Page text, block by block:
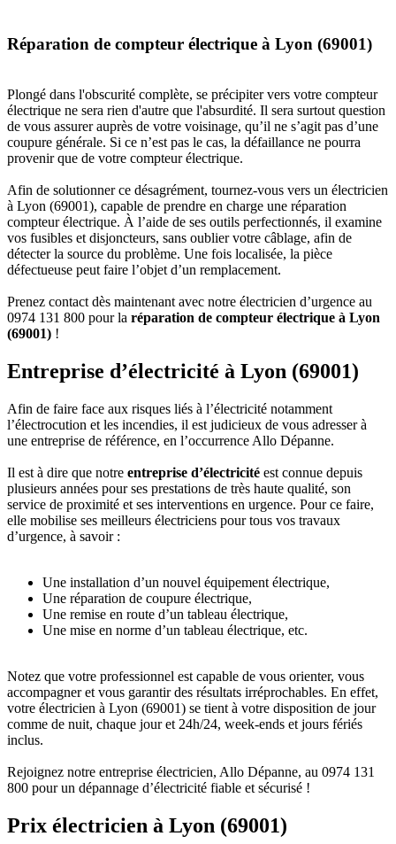
Réparation de compteur électrique à Lyon (69001)
Plongé dans l'obscurité complète, se précipiter vers votre compteur
électrique ne sera rien d'autre que l'absurdité. Il sera surtout question
de vous assurer auprès de votre voisinage, qu’il ne s’agit pas d’une
coupure générale. Si ce n’est pas le cas, la défaillance ne pourra
provenir que de votre compteur électrique.
Afin de solutionner ce désagrément, tournez-vous vers un électricien
à Lyon (69001), capable de prendre en charge une réparation
compteur électrique. À l’aide de ses outils perfectionnés, il examine
vos fusibles et disjoncteurs, sans oublier votre câblage, afin de
détecter la source du problème. Une fois localisée, la pièce
défectueuse peut faire l’objet d’un remplacement.
Prenez contact dès maintenant avec notre électricien d’urgence au
0974 131 800 pour la réparation de compteur électrique à Lyon
(69001) !
Entreprise d’électricité à Lyon (69001)
Afin de faire face aux risques liés à l’électricité notamment
l’électrocution et les incendies, il est judicieux de vous adresser à
une entreprise de référence, en l’occurrence Allo Dépanne.
Il est à dire que notre entreprise d’électricité est connue depuis
plusieurs années pour ses prestations de très haute qualité, son
service de proximité et ses interventions en urgence. Pour ce faire,
elle mobilise ses meilleurs électriciens pour tous vos travaux
d’urgence, à savoir :
Une installation d’un nouvel équipement électrique,
Une réparation de coupure électrique,
Une remise en route d’un tableau électrique,
Une mise en norme d’un tableau électrique, etc.
Notez que votre professionnel est capable de vous orienter, vous
accompagner et vous garantir des résultats irréprochables. En effet,
votre électricien à Lyon (69001) se tient à votre disposition de jour
comme de nuit, chaque jour et 24h/24, week-ends et jours fériés
inclus.
Rejoignez notre entreprise électricien, Allo Dépanne, au 0974 131
800 pour un dépannage d’électricité fiable et sécurisé !
Prix électricien à Lyon (69001)